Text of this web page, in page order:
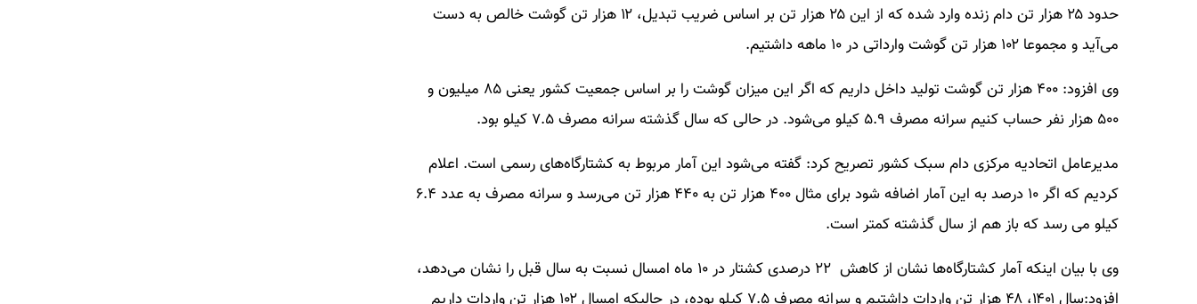
حدود ۲۵ هزار تن دام زنده وارد شده که از این ۲۵ هزار تن بر اساس ضریب تبدیل، ۱۲ هزار تن گوشت خالص به دست
می‌آید و مجموعا ۱۰۲ هزار تن گوشت وارداتی در ۱۰ ماهه داشتیم.
وی افزود: ۴۰۰ هزار تن گوشت تولید داخل داریم که اگر این میزان گوشت را بر اساس جمعیت کشور یعنی ۸۵ میلیون و
۵۰۰ هزار نفر حساب کنیم سرانه مصرف ۵.۹ کیلو می‌شود. در حالی که سال گذشته سرانه مصرف ۷.۵ کیلو بود.
مدیرعامل اتحادیه مرکزی دام سبک کشور تصریح کرد: گفته می‌شود این آمار مربوط به کشتارگاه‌های رسمی است. اعلام
کردیم که اگر ۱۰ درصد به این آمار اضافه شود برای مثال ۴۰۰ هزار تن به ۴۴۰ هزار تن می‌رسد و سرانه مصرف به عدد ۶.۴
کیلو می رسد که باز هم از سال گذشته کمتر است.
وی با بیان اینکه آمار کشتارگاه‌ها نشان از کاهش ۲۲ درصدی کشتار در ۱۰ ماه امسال نسبت به سال قبل را نشان می‌دهد،
افزود:سال ۱۴۰۱، ۴۸ هزار تن واردات داشتیم و سرانه مصرف ۷.۵ کیلو بوده، در حالیکه امسال ۱۰۲ هزار تن واردات داریم